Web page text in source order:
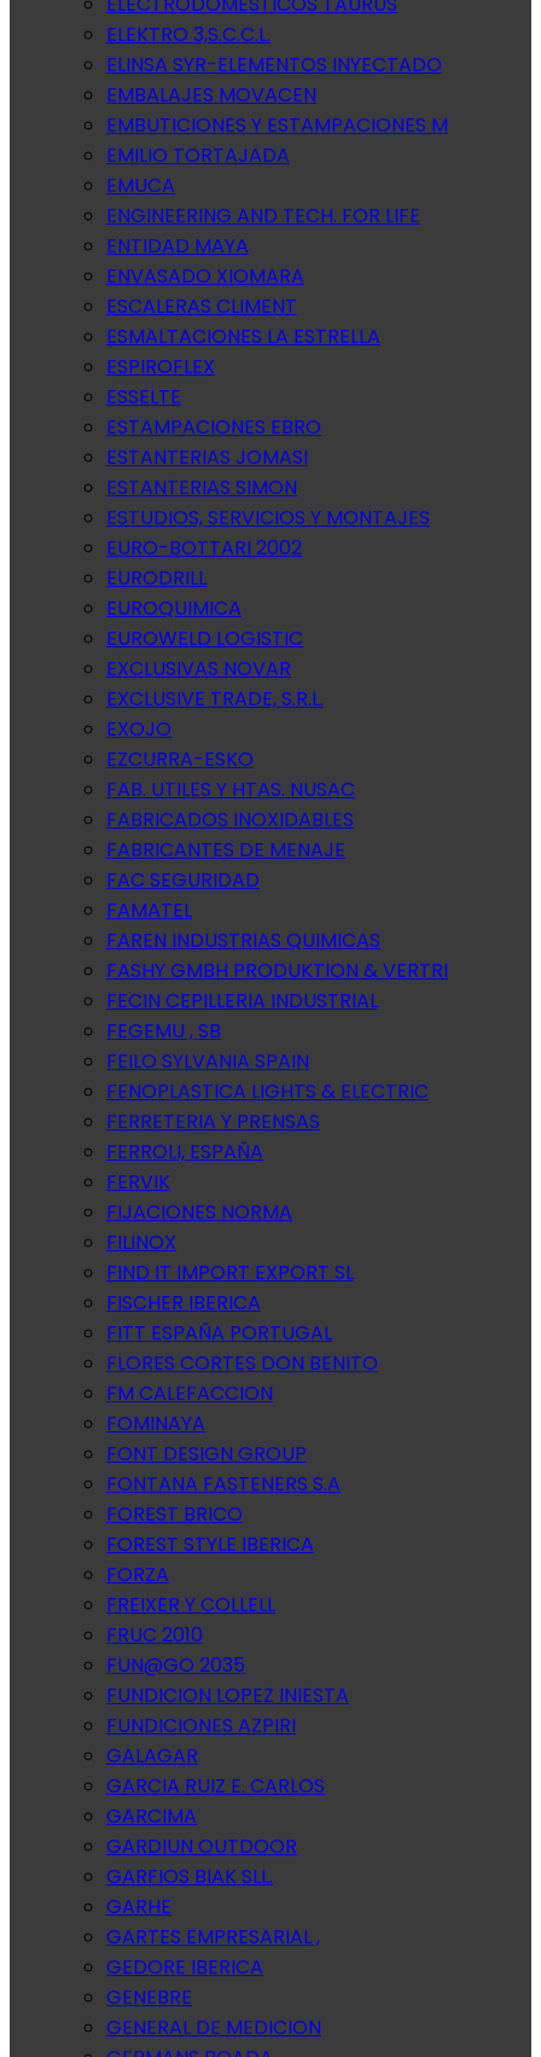
ELEKTRO 3,S.C.C.L.
ELINSA SYR-ELEMENTOS INYECTADO
EMBALAJES MOVACEN
EMBUTICIONES Y ESTAMPACIONES M
EMILIO TORTAJADA
EMUCA
ENGINEERING AND TECH. FOR LIFE
ENTIDAD MAYA
ENVASADO XIOMARA
ESCALERAS CLIMENT
ESMALTACIONES LA ESTRELLA
ESPIROFLEX
ESSELTE
ESTAMPACIONES EBRO
ESTANTERIAS JOMASI
ESTANTERIAS SIMON
ESTUDIOS, SERVICIOS Y MONTAJES
EURO-BOTTARI 2002
EURODRILL
EUROQUIMICA
EUROWELD LOGISTIC
EXCLUSIVAS NOVAR
EXCLUSIVE TRADE, S.R.L.
EXOJO
EZCURRA-ESKO
FAB. UTILES Y HTAS. NUSAC
FABRICADOS INOXIDABLES
FABRICANTES DE MENAJE
FAC SEGURIDAD
FAMATEL
FAREN INDUSTRIAS QUIMICAS
FASHY GMBH PRODUKTION & VERTRI
FECIN CEPILLERIA INDUSTRIAL
FEGEMU , SB
FEILO SYLVANIA SPAIN
FENOPLASTICA LIGHTS & ELECTRIC
FERRETERIA Y PRENSAS
FERROLI, ESPAÑA
FERVIK
FIJACIONES NORMA
FILINOX
FIND IT IMPORT EXPORT SL
FISCHER IBERICA
FITT ESPAÑA PORTUGAL
FLORES CORTES DON BENITO
FM CALEFACCION
FOMINAYA
FONT DESIGN GROUP
FONTANA FASTENERS S.A
FOREST BRICO
FOREST STYLE IBERICA
FORZA
FREIXER Y COLLELL
FRUC 2010
FUN@GO 2035
FUNDICION LOPEZ INIESTA
FUNDICIONES AZPIRI
GALAGAR
GARCIA RUIZ E. CARLOS
GARCIMA
GARDIUN OUTDOOR
GARFIOS BIAK SLL.
GARHE
GARTES EMPRESARIAL ,
GEDORE IBERICA
GENEBRE
GENERAL DE MEDICION